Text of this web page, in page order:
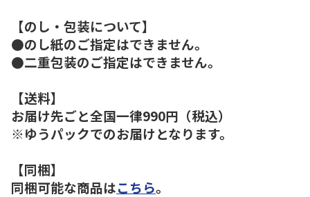
【のし・包装について】
●のし紙のご指定はできません。
●二重包装のご指定はできません。
【送料】
お届け先ごと全国一律990円（税込）
※ゆうパックでのお届けとなります。
【同梱】
同梱可能な商品はこちら。